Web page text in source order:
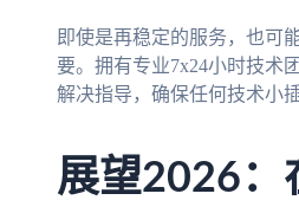
即使是再稳定的服务，也可
要。拥有专业7x24小时技术
解决指导，确保任何技术小
展望2026：